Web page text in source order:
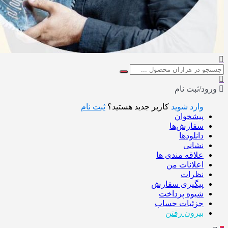
ورود/ثبت نام
وارد شوید کاربر جدید هستید؟ ثبت نام
پیشخوان
سفارش‌ها
دانلودها
نشانی
علاقه مندی ها
اعلانات من
نظرات
پیگیری سفارش
شیوه پرداخت
جزئیات حساب
بیرون رفتن